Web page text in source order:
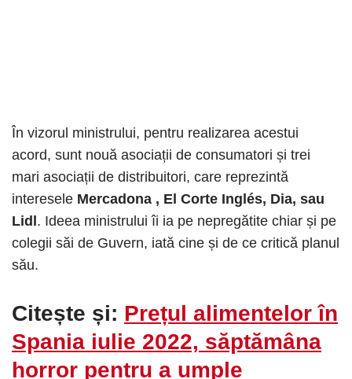
În vizorul ministrului, pentru realizarea acestui
acord, sunt nouă asociații de consumatori și trei
mari asociații de distribuitori, care reprezintă
interesele Mercadona , El Corte Inglés, Dia, sau
Lidl. Ideea ministrului îi ia pe nepregătite chiar și pe
colegii săi de Guvern, iată cine și de ce critică planul
său.
Citește și: Prețul alimentelor în
Spania iulie 2022, săptămâna
horror pentru a umple